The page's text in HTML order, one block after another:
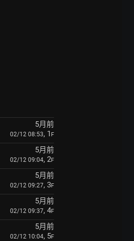
5月前
02/12 08:53, 1 F
5月前
02/12 09:04, 2F
5月前
02/12 09:27, 3F
5月前
02/12 09:37, 4F
5月前
02/12 10:04, 5F